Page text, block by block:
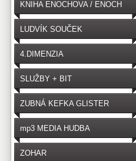
KNIHA ENOCHOVA / ENOCH
LUDVÍK SOUČEK
4.DIMENZIA
SLUŽBY + BIT
ZUBNÁ KEFKA GLISTER
mp3 MEDIA HUDBA
ZOHAR